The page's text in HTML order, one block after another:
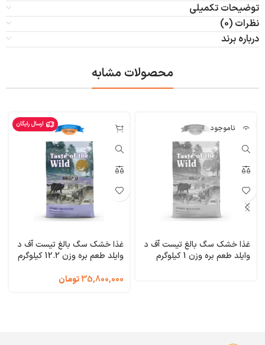
توضیحات تکمیلی
نظرات (0)
درباره برند
محصولات مشابه
ناموجود
غذا خشک سگ بالغ تیست آف د
وایلد طعم بره وزن 1 کیلوگرم
ارسال رایگان
غذا خشک سگ بالغ تیست آف د
وایلد طعم بره وزن 12.2 کیلوگرم
Mountain
35,800,000تومان